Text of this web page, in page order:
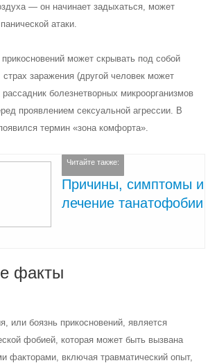
— он начинает задыхаться, может
атаки.
может скрывать под собой
заражения (другой человек может
рассадник болезнетворных микроорганизмов
проявлением сексуальной агрессии. В
термин «зона комфорта».
Читайте также:
Причины, симптомы и
лечение танатофобии
факты
или боязнь прикосновений, является
фобией, которая может быть вызвана
факторами, включая травматический опыт,